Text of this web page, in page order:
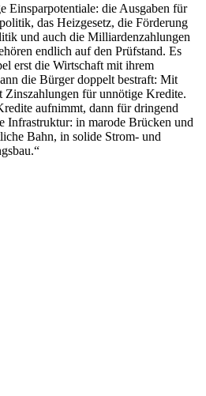
Einsparpotentiale: die Ausgaben für
das Heizgesetz, die Förderung
und auch die Milliardenzahlungen
endlich auf den Prüfstand. Es
erst die Wirtschaft mit ihrem
die Bürger doppelt bestraft: Mit
Zinszahlungen für unnötige Kredite.
aufnimmt, dann für dringend
Infrastruktur: in marode Brücken und
Bahn, in solide Strom- und